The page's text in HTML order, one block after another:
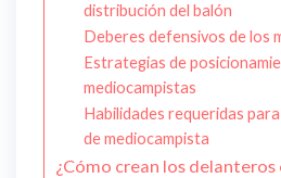
distribución del balón
Deberes defensivos de los
Estrategias de
mediocampistas
Habilidades requeridas
de mediocampista
¿Cómo crean los